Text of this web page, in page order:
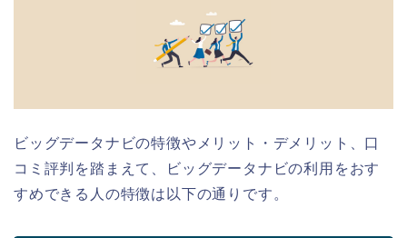
ビッグデータナビの特徴やメリット・デメリット、口
コミ評判を踏まえて、ビッグデータナビの利用をおす
すめできる人の特徴は以下の通りです。